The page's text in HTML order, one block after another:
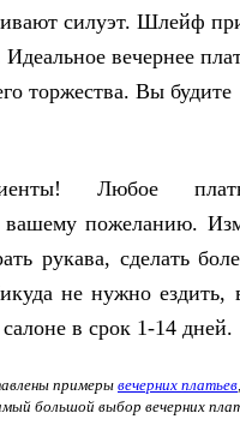
силуэт. Шлейф
вечернее
торжества. Вы будите
Любое
вашему пожеланию.
рукава, сделать
не нужно ездить,
в срок 1-14 дней.
примеры вечерних платьев
большой выбор вечерних